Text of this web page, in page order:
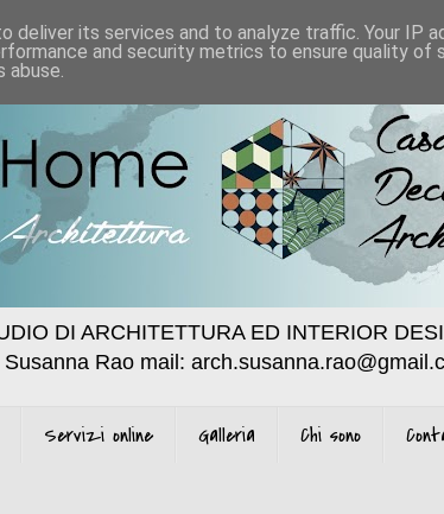
DI ARCHITETTURA ED INTERIOR
Rao mail:
Servizi online Galleria Chi sono
deliver its services and to analyze traffic. Your IP
and security metrics to ensure quality of
abuse.